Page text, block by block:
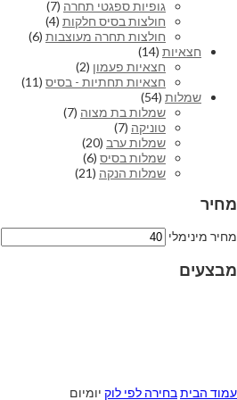
גופיות ספגטי תחרה (7)
חולצות בסיס חלקות (4)
חולצות תחרה מעוצבות (6)
חצאיות (14)
חצאיות פעמון (2)
חצאיות תחתיות - בסיס (11)
שמלות (54)
שמלות בת מצוה (7)
טוניקה (7)
שמלות ערב (20)
שמלות בסיס (6)
שמלות הנקה (21)
מחיר
מחיר מינימלי
מבצעים
עמוד הביתבחירה לפי לוק יומיום